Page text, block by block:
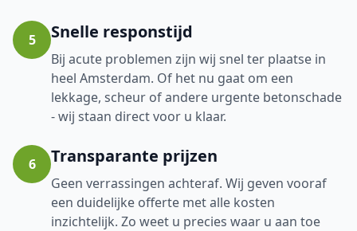
5 Snelle responstijd
Bij acute problemen zijn wij snel ter plaatse in
heel Amsterdam. Of het nu gaat om een
lekkage, scheur of andere urgente betonschade
- wij staan direct voor u klaar.
6 Transparante prijzen
Geen verrassingen achteraf. Wij geven vooraf
een duidelijke offerte met alle kosten
inzichtelijk. Zo weet u precies waar u aan toe